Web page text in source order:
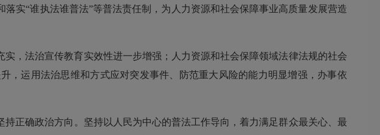
实“谁执法谁普法”等普法责任制，为人力资源和社会保障事业高质量发展营造
法治宣传教育实效性进一步增强；人力资源和社会保障领域法律法规的社会
，运用法治思维和方式应对突发事件、防范重大风险的能力明显增强，办事依
确政治方向。坚持以人民为中心的普法工作导向，着力满足群众最关心、最